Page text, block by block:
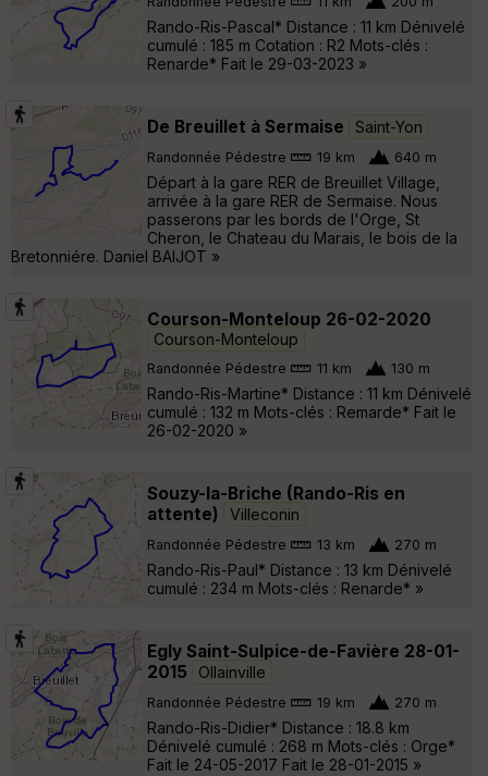
Rando-Ris-Pascal* Distance : 11 km Dénivelé
cumulé : 185 m Cotation : R2 Mots-clés :
Renarde* Fait le 29-03-2023 »
De Breuillet à Sermaise Saint-Yon
Randonnée Pédestre 19 km 640 m
Départ à la gare RER de Breuillet Village,
arrivée à la gare RER de Sermaise. Nous
passerons par les bords de l'Orge, St
Cheron, le Chateau du Marais, le bois de la
Bretonniére. Daniel BAIJOT »
Courson-Monteloup 26-02-2020
Courson-Monteloup
Randonnée Pédestre 11 km 130 m
Rando-Ris-Martine* Distance : 11 km Dénivelé
cumulé : 132 m Mots-clés : Remarde* Fait le
26-02-2020 »
Souzy-la-Briche (Rando-Ris en
attente)
Villeconin
Randonnée Pédestre 13 km 270 m
Rando-Ris-Paul* Distance : 13 km Dénivelé
cumulé : 234 m Mots-clés : Renarde* »
Egly Saint-Sulpice-de-Favière 28-01-
2015
Ollainville
Randonnée Pédestre 19 km 270 m
Rando-Ris-Didier* Distance : 18.8 km
Dénivelé cumulé : 268 m Mots-clés : Orge*
Fait le 24-05-2017 Fait le 28-01-2015 »